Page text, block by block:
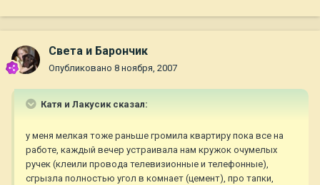
Света и Барончик
Опубликовано 8 ноября, 2007
Катя и Лакусик сказал:
у меня мелкая тоже раньше громила квартиру пока все на
работе, каждый вечер устраивала нам кружок очумелых
ручек (клеили провода телевизионные и телефонные),
сгрызла полностью угол в комнает (цемент), про тапки,